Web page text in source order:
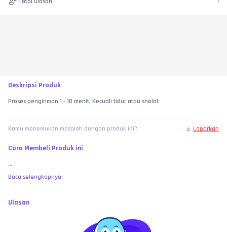
Deskripsi Produk
Proses pengiriman 1 - 10 menit, Kecuali tidur atau sholat
Kamu menemukan masalah dengan produk ini? Laporkan
Cara Membeli Produk ini
...
Baca selengkapnya
Ulasan